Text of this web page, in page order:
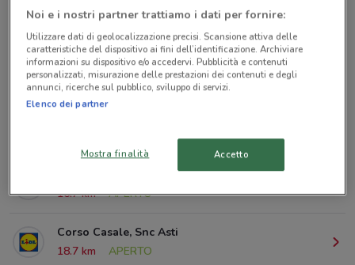
© MapTiler© OpenStreetMap contributors
Via Tempia, 16 Canelli
6.7 km
APERTO
16.7 km
APERTO
Corso Casale, Snc Asti
18.7 km
APERTO
Noi e i nostri partner trattiamo i dati per fornire:
Utilizzare dati di geolocalizzazione precisi. Scansione attiva delle
caratteristiche del dispositivo ai fini dell’identificazione. Archiviare
informazioni su dispositivo e/o accedervi. Pubblicità e contenuti
personalizzati, misurazione delle prestazioni dei contenuti e degli
annunci, ricerche sul pubblico, sviluppo di servizi.
Elenco dei partner
Mostra finalità Accetto